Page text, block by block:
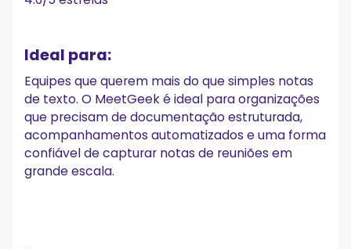
Ideal para:
Equipes que querem mais do que simples notas
de texto. O MeetGeek é ideal para organizações
que precisam de documentação estruturada,
acompanhamentos automatizados e uma forma
confiável de capturar notas de reuniões em
grande escala.